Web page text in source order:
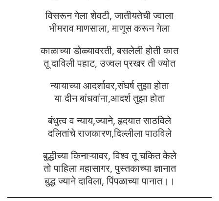
विसरून गेला शेवटी, जातीयतेची ज्वाला
भीमराव माणसाला, माणूस करून गेला
काळाच्या डोळ्यावरती, बसलेली होती कात
तू दाविली पहाट, उज्वल प्रखर ती ज्योत
न्यायाच्या आदर्शावर,संघर्ष तुझा होता
या दीन बांधवांना,आदर्श तुझा होता
बंधुत्व व न्याय,ज्याने, हृदयात साठविले
दलितांचे राजकारण,दिल्लीला पाठविले
बुद्धीच्या किनाऱ्यावर, विश्व तू चकित केले
तो पाहिला महासागर, पुस्तकाच्या ज्ञानात
बुद्ध ज्याने दाविला, पिंपळाच्या पानात।।